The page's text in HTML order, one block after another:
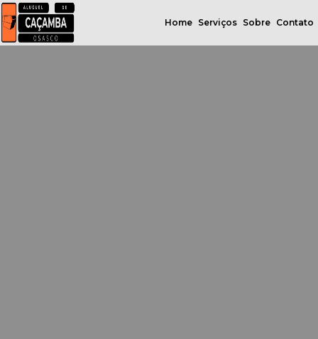
Home Serviços Sobre Contato